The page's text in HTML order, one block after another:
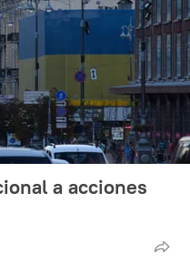
a acciones